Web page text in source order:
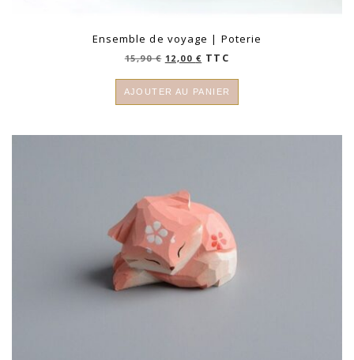
Ensemble de voyage | Poterie
15,90€ Le
initial
était :
15,90 €.
12,00 €Le
actuel
est :
12,00 €.
TTC
AJOUTER AU PANIER